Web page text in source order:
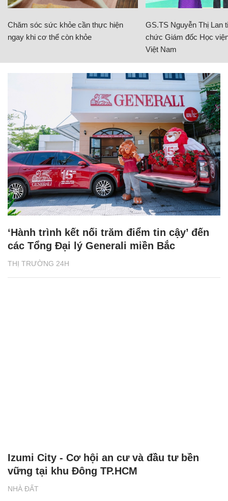
Chăm sóc sức khỏe cần thực hiện
ngay khi cơ thể còn khỏe
GS.TS Nguyễn Thị Lan
chức Giám đốc Học
Việt Nam
THỊ TRƯỜNG 24H
‘Hành trình kết nối trăm điểm tin cậy’ đến
các Tổng Đại lý Generali miền Bắc
NHÀ ĐẤT
Izumi City - Cơ hội an cư và đầu tư bền
vững tại khu Đông TP.HCM